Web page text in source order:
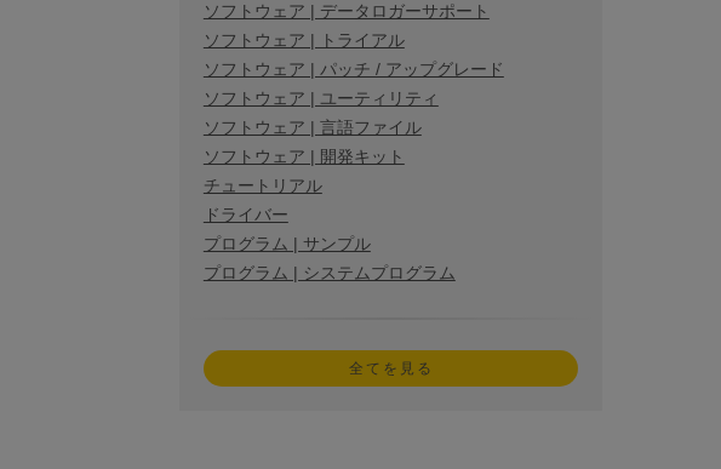
ソフトウェア | データロガーサポート
ソフトウェア | トライアル
ソフトウェア | パッチ / アップグレード
ソフトウェア | ユーティリティ
ソフトウェア | 言語ファイル
ソフトウェア | 開発キット
チュートリアル
ドライバー
プログラム | サンプル
プログラム | システムプログラム
全てを見る